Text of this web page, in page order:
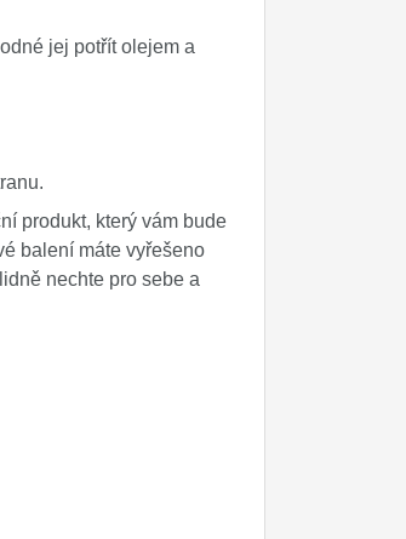
jej potřít olejem a
produkt, který vám bude
balení máte vyřešeno
nechte pro sebe a